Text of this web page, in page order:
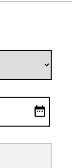
date_range